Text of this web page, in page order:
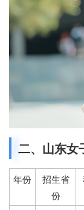
二、山东女
年份
招生省
份